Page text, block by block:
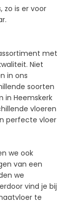
zo is er voor
met
Niet
in ons
soorten
in Heemskerk
vloeren
perfecte vloer
we ook
van een
we
vind je bij
te